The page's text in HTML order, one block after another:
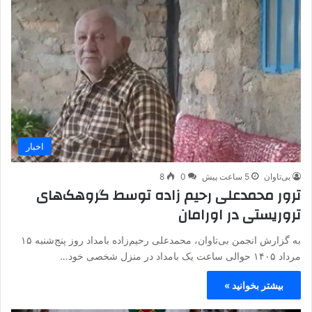
اخبار
بی‌تاوان 5 ساعت پیش 0
8
ترور محمدعلی رحیم زاده توسط گروهک‌های
تروریستی در اورامان
به گزارش انجمن بی‌تاوان، محمدعلی رحیم‌زاده بامداد روز پنج‌شنبه ۱۵
مرداد ۱۴۰۵ حوالی ساعت یک بامداد در منزل شخصی خود…
بیشتر بخوانید »